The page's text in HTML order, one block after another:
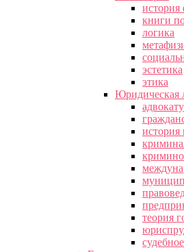
книги
логика
эстетика
этика
Юридическая
история
теория